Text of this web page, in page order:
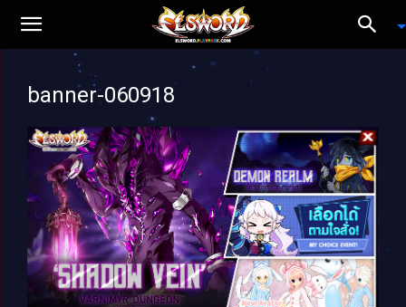
banner-060918